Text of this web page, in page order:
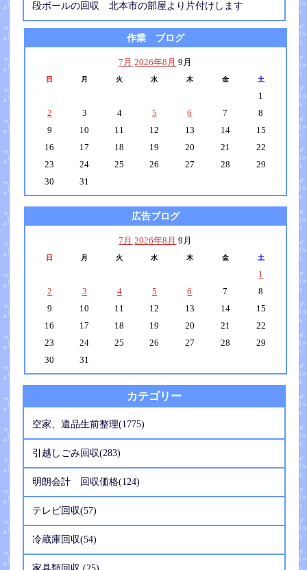
段ボールの回収 北本市の部屋より片付けします
作業 ブログ
7月 2026年8月 9月
日 月 火 水 木 金 土
1
2
3 4 5 6 7
8
9
10 11 12 13 14
15
16
17 18 19 20 21
22
23
24 25 26 27 28
29
30
31
広告ブログ
7月 2026年8月 9月
日 月 火 水 木 金 土
1
2
3 4 5 6 7
8
9
10 11 12 13 14
15
16
17 18 19 20 21
22
23
24 25 26 27 28
29
30
31
カテゴリー
空家、遺品生前整理(1775)
引越しごみ回収(283)
明朗会計 回収価格(124)
テレビ回収(57)
冷蔵庫回収(54)